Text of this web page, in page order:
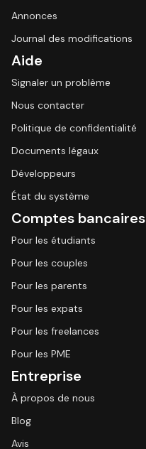
Annonces
Journal des modifications
Aide
Signaler un problème
Nous contacter
Politique de confidentialité
Documents légaux
Développeurs
État du système
Comptes bancaires
Pour les étudiants
Pour les couples
Pour les parents
Pour les expats
Pour les freelances
Pour les PME
Entreprise
À propos de nous
Blog
Avis